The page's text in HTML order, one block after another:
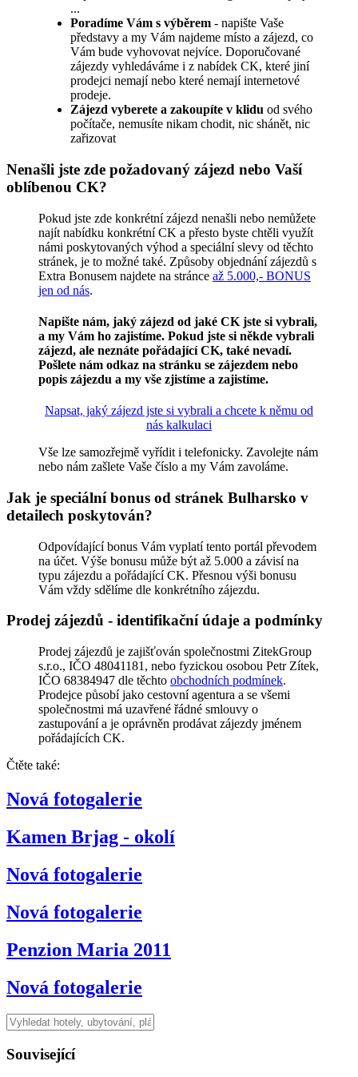
...
Poradíme Vám s výběrem - napište Vaše
představy a my Vám najdeme místo a zájezd, co
Vám bude vyhovovat nejvíce. Doporučované
zájezdy vyhledáváme i z nabídek CK, které jiní
prodejci nemají nebo které nemají internetové
prodeje.
Zájezd vyberete a zakoupíte v klidu od svého
počítače, nemusíte nikam chodit, nic shánět, nic
zařizovat
Nenašli jste zde požadovaný zájezd nebo Vaší
oblíbenou CK?
Pokud jste zde konkrétní zájezd nenašli nebo nemůžete
najít nabídku konkrétní CK a přesto byste chtěli využít
námi poskytovaných výhod a speciální slevy od těchto
stránek, je to možné také. Způsoby objednání zájezdů s
Extra Bonusem najdete na stránce až 5.000,- BONUS
jen od nás.
Napište nám, jaký zájezd od jaké CK jste si vybrali,
a my Vám ho zajistíme. Pokud jste si někde vybrali
zájezd, ale neznáte pořádající CK, také nevadí.
Pošlete nám odkaz na stránku se zájezdem nebo
popis zájezdu a my vše zjistíme a zajistíme.
Napsat, jaký zájezd jste si vybrali a chcete k němu od
nás kalkulaci
Vše lze samozřejmě vyřídit i telefonicky. Zavolejte nám
nebo nám zašlete Vaše číslo a my Vám zavoláme.
Jak je speciální bonus od stránek Bulharsko v
detailech poskytován?
Odpovídající bonus Vám vyplatí tento portál převodem
na účet. Výše bonusu může být až 5.000 a závisí na
typu zájezdu a pořádající CK. Přesnou výši bonusu
Vám vždy sdělíme dle konkrétního zájezdu.
Prodej zájezdů - identifikační údaje a podmínky
Prodej zájezdů je zajišťován společnostmi ZitekGroup
s.r.o., IČO 48041181, nebo fyzickou osobou Petr Zítek,
IČO 68384947 dle těchto obchodních podmínek.
Prodejce působí jako cestovní agentura a se všemi
společnostmi má uzavřené řádné smlouvy o
zastupování a je oprávněn prodávat zájezdy jménem
pořádajících CK.
Čtěte také:
Nová fotogalerie
Kamen Brjag - okolí
Nová fotogalerie
Nová fotogalerie
Penzion Maria 2011
Nová fotogalerie
Související